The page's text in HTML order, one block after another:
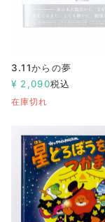
3.11からの夢
¥ 2,090税込
在庫切れ